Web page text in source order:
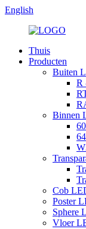
English
Thuis
Producten
Buiten
R
Binnen
Cob
Poster
Sphere
Vloer